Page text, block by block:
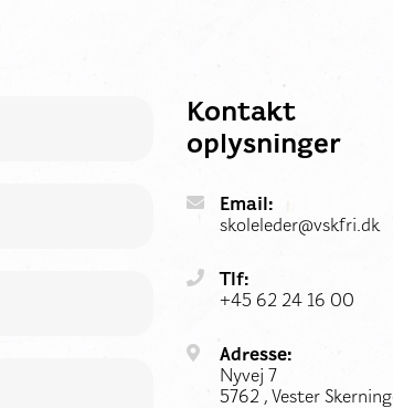
Kontakt
oplysninger
Email:
skoleleder@vskfri.dk
Tlf:
+45 62 24 16 00
Adresse:
Nyvej 7
5762 , Vester